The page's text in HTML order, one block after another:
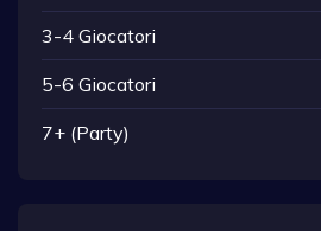
3-4 Giocatori
5-6 Giocatori
7+ (Party)